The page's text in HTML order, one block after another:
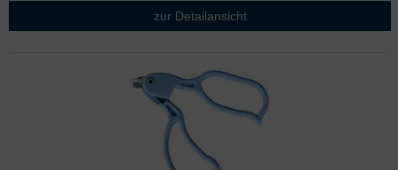
zur Detailansicht